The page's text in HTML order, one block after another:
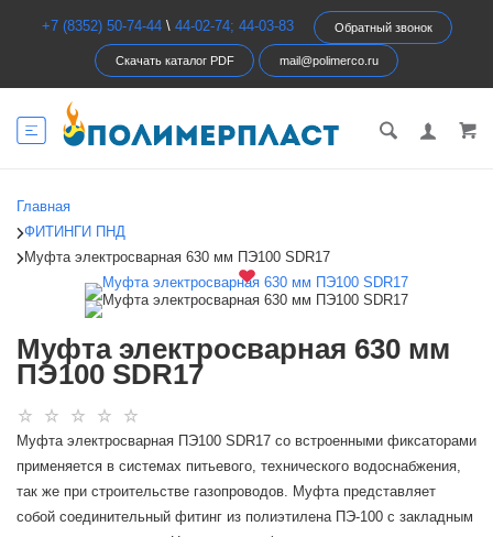
+7 (8352) 50-74-44\ 44-02-74; 44-03-83 Обратный звонок
Скачать каталог PDF mail@polimerco.ru
Главная
ФИТИНГИ ПНД
Муфта электросварная 630 мм ПЭ100 SDR17
Муфта электросварная 630 мм
ПЭ100 SDR17
Муфта электросварная ПЭ100 SDR17 со встроенными фиксаторами
применяется в системах питьевого, технического водоснабжения,
так же при строительстве газопроводов. Муфта представляет
собой соединительный фитинг из полиэтилена ПЭ-100 с закладным